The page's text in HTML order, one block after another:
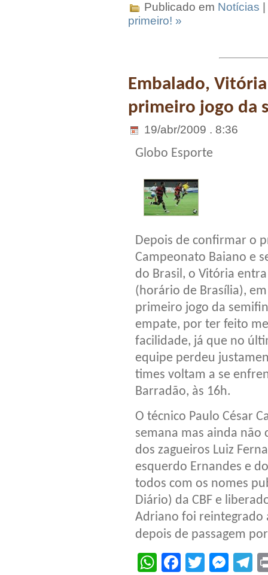
Publicado em Notícias
primeiro! »
Embalado,
primeiro jogo da
19/abr/2009 . 8:36
Globo Esporte
Depois de confirmar o
Campeonato Baiano e
do Brasil, o Vitória
(horário de Brasília),
primeiro jogo da
empate, por ter feito
facilidade, já que no
equipe perdeu
times voltam a se
Barradão, às 16h.
O técnico Paulo César
semana mas ainda não
dos zagueiros Luiz
esquerdo Ernandes e
todos com os nomes
Diário) da CBF e
Adriano foi reintegrado
depois de passagem
WhatsApp
Facebook
Twitter